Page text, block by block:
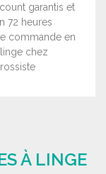
garantis et
72 heures
commande en
chez
À LINGE